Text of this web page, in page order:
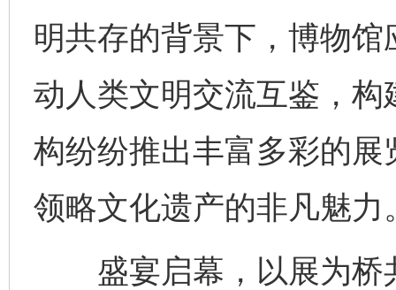
明共存的背景下，博物
动人类文明交流互鉴，
构纷纷推出丰富多彩的
领略文化遗产的非凡魅力
盛宴启幕，以展为桥